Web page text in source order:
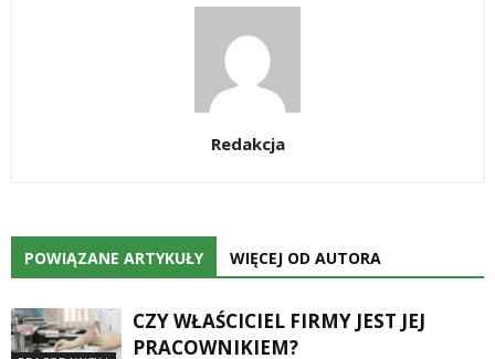
Redakcja
POWIĄZANE ARTYKUŁY WIĘCEJ OD AUTORA
CZY WŁAŚCICIEL FIRMY JEST JEJ
PRACOWNIKIEM?